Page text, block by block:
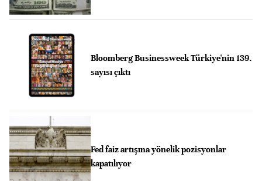
Bloomberg Businessweek Türkiye'nin 139.
sayısı çıktı
Fed faiz artışına yönelik pozisyonlar
kapatılıyor